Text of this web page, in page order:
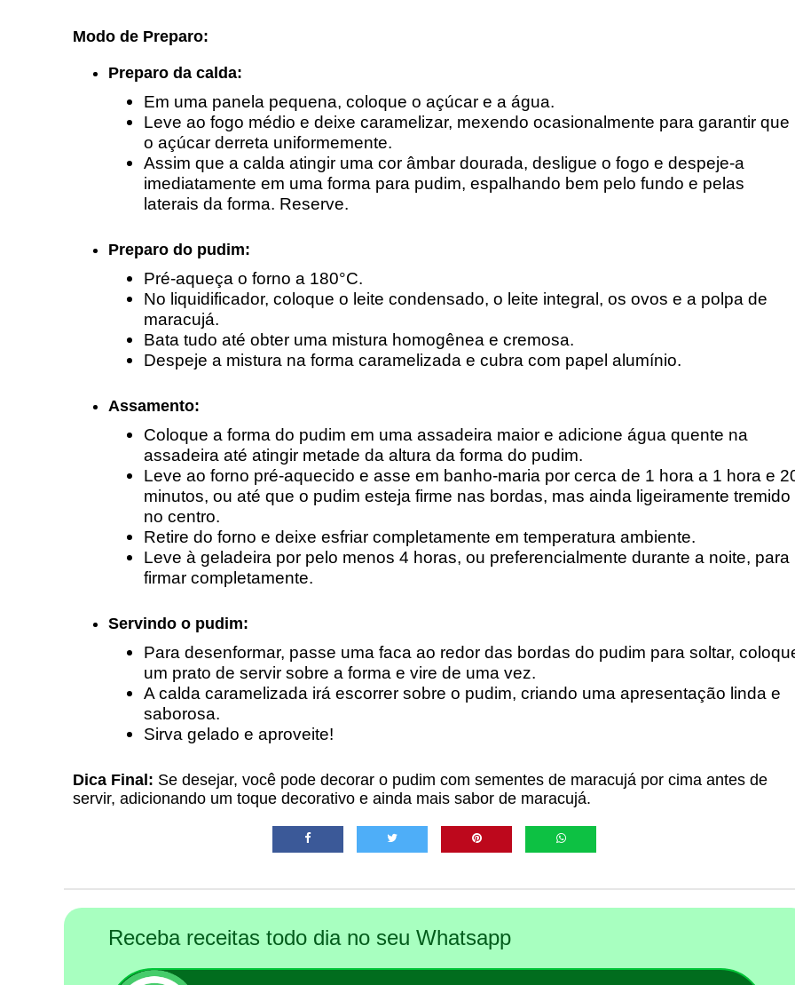
Modo de Preparo:
Preparo da calda:
Em uma panela pequena, coloque o açúcar e a água.
Leve ao fogo médio e deixe caramelizar, mexendo ocasionalmente para garantir que
o açúcar derreta uniformemente.
Assim que a calda atingir uma cor âmbar dourada, desligue o fogo e despeje-a
imediatamente em uma forma para pudim, espalhando bem pelo fundo e pelas
laterais da forma. Reserve.
Preparo do pudim:
Pré-aqueça o forno a 180°C.
No liquidificador, coloque o leite condensado, o leite integral, os ovos e a polpa de
maracujá.
Bata tudo até obter uma mistura homogênea e cremosa.
Despeje a mistura na forma caramelizada e cubra com papel alumínio.
Assamento:
Coloque a forma do pudim em uma assadeira maior e adicione água quente na
assadeira até atingir metade da altura da forma do pudim.
Leve ao forno pré-aquecido e asse em banho-maria por cerca de 1 hora a 1 hora e
minutos, ou até que o pudim esteja firme nas bordas, mas ainda ligeiramente tremido
no centro.
Retire do forno e deixe esfriar completamente em temperatura ambiente.
Leve à geladeira por pelo menos 4 horas, ou preferencialmente durante a noite, para
firmar completamente.
Servindo o pudim:
Para desenformar, passe uma faca ao redor das bordas do pudim para soltar,
um prato de servir sobre a forma e vire de uma vez.
A calda caramelizada irá escorrer sobre o pudim, criando uma apresentação linda e
saborosa.
Sirva gelado e aproveite!
Dica Final: Se desejar, você pode decorar o pudim com sementes de maracujá por cima antes de
servir, adicionando um toque decorativo e ainda mais sabor de maracujá.
Receba receitas todo dia no seu Whatsapp